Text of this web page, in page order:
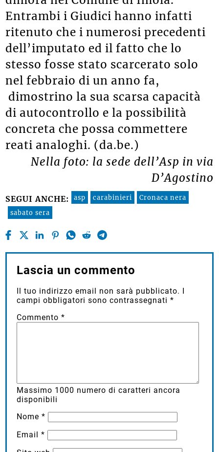
Entrambi i Giudici hanno infatti
ritenuto che i numerosi precedenti
dell’imputato ed il fatto che lo
stesso fosse stato scarcerato solo
nel febbraio di un anno fa,
dimostrino la sua scarsa capacità
di autocontrollo e la possibilità
concreta che possa commettere
reati analoghi. (da.be.)
Nella foto: la sede dell’Asp in via
D’Agostino
SEGUI ANCHE: asp carabinieri
Cronaca nera
sabato sera
Lascia un commento
Il tuo indirizzo email non sarà pubblicato.
campi obbligatori sono contrassegnati*
Commento*
Massimo 1000 numero di caratteri ancora
disponibili
Nome*
Email*